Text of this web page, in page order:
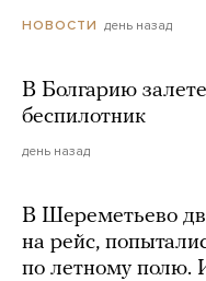
НОВОСТИ день назад
В Болгарию
беспилотник
день назад
В Шереметьево
на рейс,
по летному полю.